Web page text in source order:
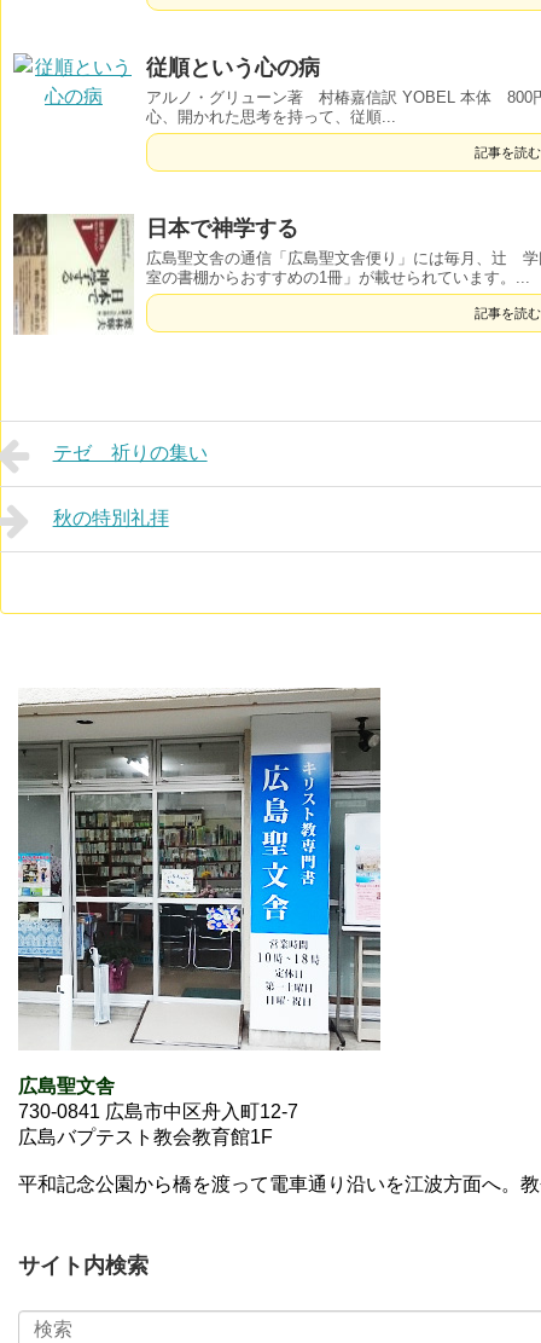
従順という心の病
アルノ・グリューン著 村椿嘉信訳 YOBEL 本体 800
心、開かれた思考を持って、従順...
記事を読む
日本で神学する
広島聖文舎の通信「広島聖文舎便り」には毎月、辻
室の書棚からおすすめの1冊」が載せられています。...
記事を読む
テゼ 祈りの集い
秋の特別礼拝
広島聖文舎
730-0841 広島市中区舟入町12-7
広島バプテスト教会教育館1F
平和記念公園から橋を渡って電車通り沿いを江波方面へ。
サイト内検索